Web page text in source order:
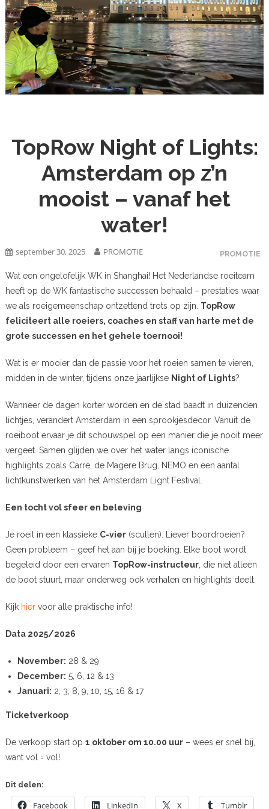
TopRow Night of Lights:
Amsterdam op z’n
mooist – vanaf het
water!
PROMOTIE
september 30, 2025 PROMOTIE
Wat een ongelofelijk WK in Shanghai! Het Nederlandse roeiteam
heeft op de WK fantastische successen behaald – prestaties waar
we als roeigemeenschap ontzettend trots op zijn. TopRow
feliciteert alle roeiers, coaches en staff van harte met de
grote successen en het gehele toernooi!
Wat is er mooier dan de passie voor het roeien samen te vieren,
midden in de winter, tijdens onze jaarlijkse Night of Lights?
Wanneer de dagen korter worden en de stad baadt in duizenden
lichtjes, verandert Amsterdam in een sprookjesdecor. Vanuit de
roeiboot ervaar je dit schouwspel op een manier die je nooit meer
vergeet. Samen glijden we over het water langs iconische
highlights zoals Carré, de Magere Brug, NEMO en een aantal
lichtkunstwerken van het Amsterdam Light Festival.
Een tocht vol sfeer en beleving
Je roeit in een klassieke C-vier(scullen). Liever boordroeien?
Geen probleem – geef het aan bij je boeking. Elke boot wordt
begeleid door een ervaren TopRow-instructeur, die niet alleen
de boot stuurt, maar onderweg ook verhalen en highlights deelt.
Kijk hiervoor alle praktische info!
Data 2025/2026
November: 28 & 29
December: 5, 6, 12 & 13
Januari: 2, 3, 8, 9, 10, 15, 16 & 17
Ticketverkoop
De verkoop start op 1 oktober om 10.00 uur– wees er snel bij,
want vol = vol!
Dit delen:
Facebook LinkedIn X Tumblr